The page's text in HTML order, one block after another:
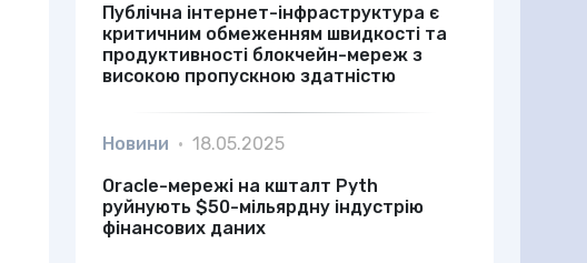
Публічна інтернет-інфраструктура є
критичним обмеженням швидкості та
продуктивності блокчейн-мереж з
високою пропускною здатністю
Новини • 18.05.2025
Oracle-мережі на кшталт Pyth
руйнують $50-мільярдну індустрію
фінансових даних